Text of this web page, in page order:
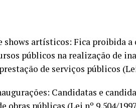
shows artísticos: Fica proibida
públicos na realização de
de serviços públicos
Candidatas e